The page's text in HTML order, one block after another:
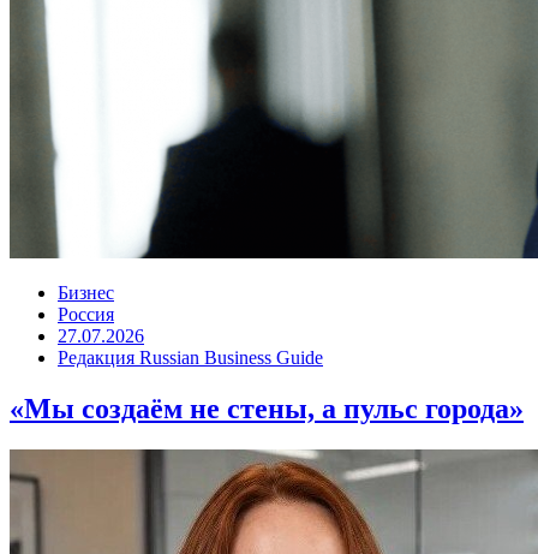
Бизнес
Россия
27.07.2026
Редакция Russian Business Guide
«Мы создаём не стены, а пульс города»